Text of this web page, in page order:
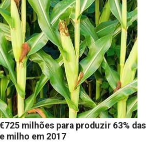
milhões para produzir 63% das
milho em 2017